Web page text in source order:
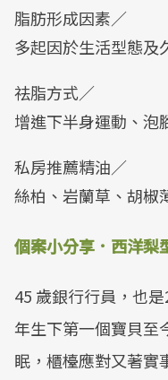
脂肪形成因素／
多起因於生活型態及
祛脂方式／
增進下半身運動、泡
私房推薦精油／
絲柏、岩蘭草、胡椒
個案小分享．西洋梨
45 歲銀行行員，也
年生下第一個寶貝至
眠，櫃檯應對又著實